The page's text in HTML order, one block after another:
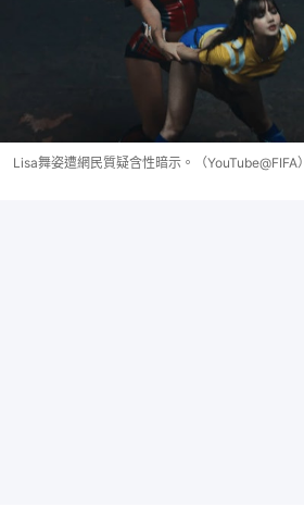
Lisa舞姿遭網民質疑含性暗示。（YouTube@‎⁨FIFA）